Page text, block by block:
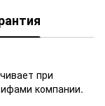
при
компании.